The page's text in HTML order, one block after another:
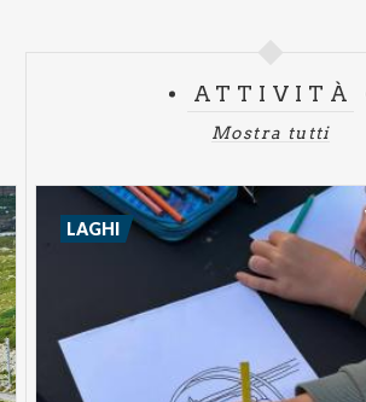
ATTIVITÀ
Mostra tutti
LAGHI